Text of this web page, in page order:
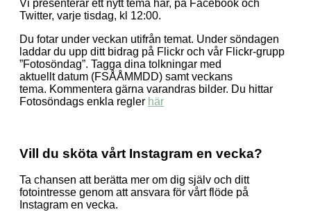
Vi presenterar ett nytt tema här, på Facebook och
Twitter, varje tisdag, kl 12:00.
Du fotar under veckan utifrån temat. Under söndagen
laddar du upp ditt bidrag på Flickr och vår Flickr-grupp
”Fotosöndag”. Tagga dina tolkningar med
aktuellt datum (FSÅÅMMDD) samt veckans
tema. Kommentera gärna varandras bilder. Du hittar
Fotosöndags enkla regler här
Vill du sköta vårt Instagram en vecka?
Ta chansen att berätta mer om dig själv och ditt
fotointresse genom att ansvara för vårt flöde på
Instagram en vecka.